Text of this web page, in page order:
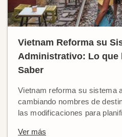
Vietnam Reforma su
Administrativo: Lo que
Saber
Vietnam reforma su sistema
cambiando nombres de
las modificaciones para
Ver más